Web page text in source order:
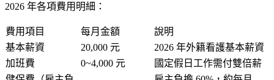
2026 年各項費用明細：
費用項目 每月金額
說明
基本薪資
20,000 元
2026 年外籍看護基本薪資
加班費
0~4,000 元
國定假日工作需付雙倍薪